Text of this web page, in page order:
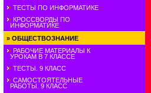
ТЕСТЫ ПО ИНФОРМАТИКЕ
КРОССВОРДЫ ПО
ИНФОРМАТИКЕ
» ОБЩЕСТВОЗНАНИЕ
РАБОЧИЕ МАТЕРИАЛЫ К
УРОКАМ В 7 КЛАССЕ
ТЕСТЫ. 9 КЛАСС
САМОСТОЯТЕЛЬНЫЕ
РАБОТЫ. 9 КЛАСС